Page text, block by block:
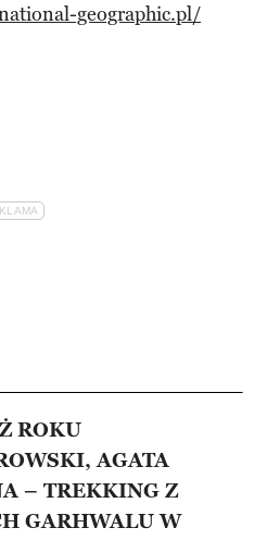
geographic.pl/
ROKU
AGATA
– TREKKING Z
GARHWALU W